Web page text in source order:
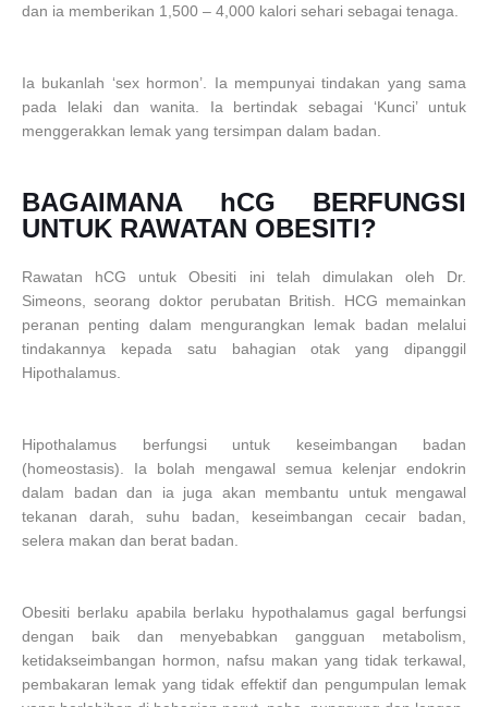
dan ia memberikan 1,500 – 4,000 kalori sehari sebagai tenaga.
Ia bukanlah ‘sex hormon’. Ia mempunyai tindakan yang sama
pada lelaki dan wanita. Ia bertindak sebagai ‘Kunci’ untuk
menggerakkan lemak yang tersimpan dalam badan.
BAGAIMANA hCG BERFUNGSI
UNTUK RAWATAN OBESITI?
Rawatan hCG untuk Obesiti ini telah dimulakan oleh Dr.
Simeons, seorang doktor perubatan British. HCG memainkan
peranan penting dalam mengurangkan lemak badan melalui
tindakannya kepada satu bahagian otak yang dipanggil
Hipothalamus.
Hipothalamus berfungsi untuk keseimbangan badan
(homeostasis). Ia bolah mengawal semua kelenjar endokrin
dalam badan dan ia juga akan membantu untuk mengawal
tekanan darah, suhu badan, keseimbangan cecair badan,
selera makan dan berat badan.
Obesiti berlaku apabila berlaku hypothalamus gagal berfungsi
dengan baik dan menyebabkan gangguan metabolism,
ketidakseimbangan hormon, nafsu makan yang tidak terkawal,
pembakaran lemak yang tidak effektif dan pengumpulan lemak